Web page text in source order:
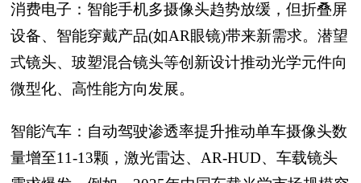
消费电子：智能手机多摄像头趋势放缓，但折叠屏
设备、智能穿戴产品(如AR眼镜)带来新需求。潜望
式镜头、玻塑混合镜头等创新设计推动光学元件向
微型化、高性能方向发展。
智能汽车：自动驾驶渗透率提升推动单车摄像头数
量增至11-13颗，激光雷达、AR-HUD、车载镜头